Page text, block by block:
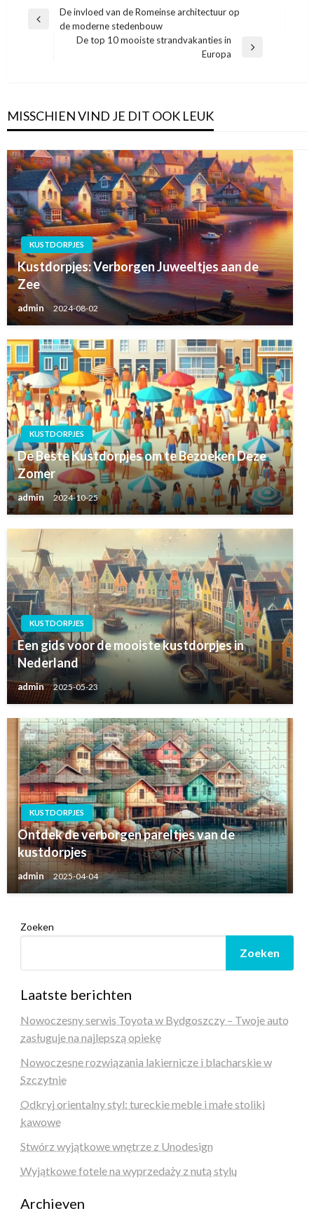
Bericht
navigatie
Vorige
De invloed van de Romeinse architectuur op
de moderne stedenbouw
De top 10 mooiste strandvakanties in
Europa
MISSCHIEN VIND JE DIT OOK LEUK
KUSTDORPJES
Kustdorpjes: Verborgen Juweeltjes aan de
Zee
admin 2024-08-02
KUSTDORPJES
De Beste Kustdorpjes om te Bezoeken Deze
Zomer
admin 2024-10-25
KUSTDORPJES
Een gids voor de mooiste kustdorpjes in
Nederland
admin 2025-05-23
KUSTDORPJES
Ontdek de verborgen pareltjes van de
kustdorpjes
admin 2025-04-04
Zoeken
Zoeken
Laatste berichten
Nowoczesny serwis Toyota w Bydgoszczy – Twoje auto
zasługuje na najlepszą opiekę
Nowoczesne rozwiązania lakiernicze i blacharskie w
Szczytnie
Odkryj orientalny styl: tureckie meble i małe stoliki
kawowe
Stwórz wyjątkowe wnętrze z Unodesign
Wyjątkowe fotele na wyprzedaży z nutą stylu
Archieven